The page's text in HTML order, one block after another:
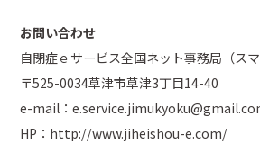
お問い合わせ
自閉症ｅサービス全国ネット事務局（スマ
〒525-0034草津市草津3丁目14-40
e-mail：
HP： http://www.jiheishou-e.com/